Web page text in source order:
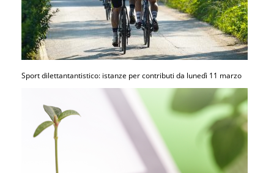
Sport dilettantantistico: istanze per contributi da lunedì 11 marzo